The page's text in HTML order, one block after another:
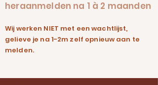
heraanmelden na 1 à 2 maanden
Wij werken NIET met een wachtlijst,
gelieve je na 1-2m zelf opnieuw aan te
melden.